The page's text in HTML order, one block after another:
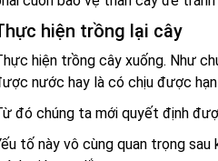
hiện trồng lại cây
hiện trồng cây xuống. Như
nước hay là có chịu được
đó chúng ta mới quyết định
tố này vô cùng quan trọng